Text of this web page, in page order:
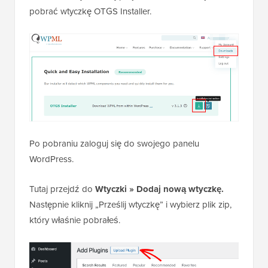
pobrać wtyczkę OTGS Installer.
Po pobraniu zaloguj się do swojego panelu
WordPress.
Tutaj przejdź do Wtyczki » Dodaj nową wtyczkę.
Następnie kliknij „Prześlij wtyczkę” i wybierz plik zip,
który właśnie pobrałeś.